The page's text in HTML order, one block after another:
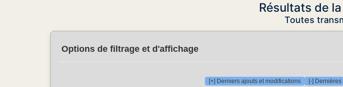
Résultats de
Toutes
Options de filtrage et d'affichage
[+] Derniers ajouts et modifications [-]